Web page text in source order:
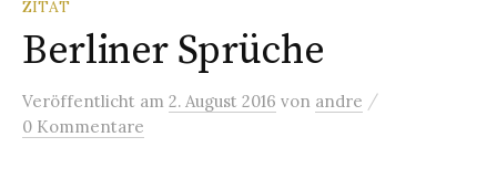
ZITAT
Berliner Sprüche
Veröffentlicht am 2. August 2016 von andre /
0 Kommentare